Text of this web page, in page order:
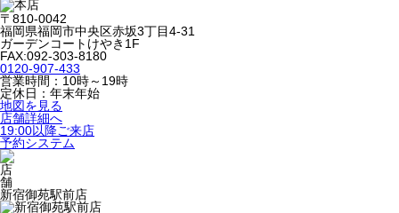
〒810-0042
福岡県福岡市中央区赤坂3丁目4-31
ガーデンコートけやき1F
FAX:092-303-8180
0120-907-433
営業時間：10時～19時
定休日：年末年始
地図を見る
店舗詳細へ
19:00以降ご来店
予約システム
新宿御苑駅前店